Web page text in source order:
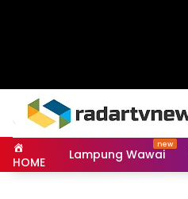
HOME Lampung Wawai